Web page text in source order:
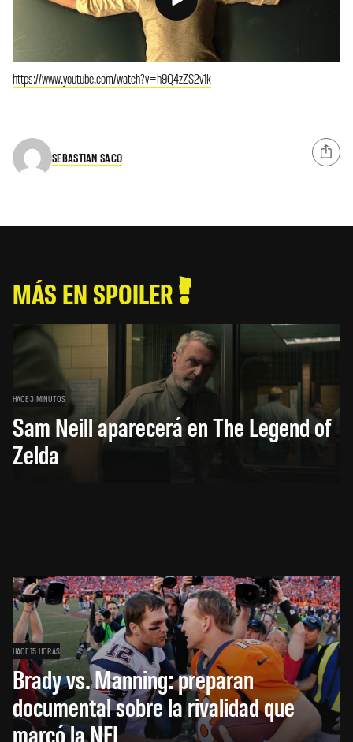
https://www.youtube.com/watch?v=h9Q4zZS2v1k
SEBASTIAN SACO
MÁS EN SPOILER
HACE 3 MINUTOS
Sam Neill aparecerá en The Legend of
Zelda
HACE 15 HORAS
Brady vs. Manning: preparan
documental sobre la rivalidad que
marcó la NFL